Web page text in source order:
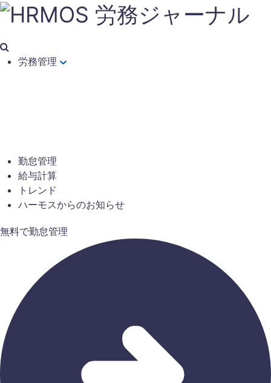
労務管理
勤怠管理
給与計算
トレンド
ハーモスからのお知らせ
無料で勤怠管理